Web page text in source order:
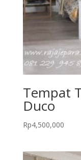
Tempat
Duco
Rp4,500,000